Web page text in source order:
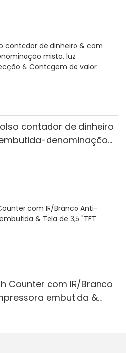
contador de dinheiro
denominação
mg de detecção &
Counter com IR/Branco
embutida &